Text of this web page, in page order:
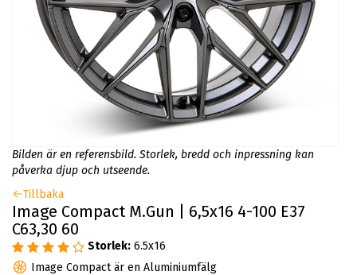
Bilden är en referensbild. Storlek, bredd och inpressning kan
påverka djup och utseende.
Tillbaka
Image Compact M.Gun | 6,5x16 4-100 E37
C63,30 60
Storlek: 6.5x16
Image Compact är en Aluminiumfälg